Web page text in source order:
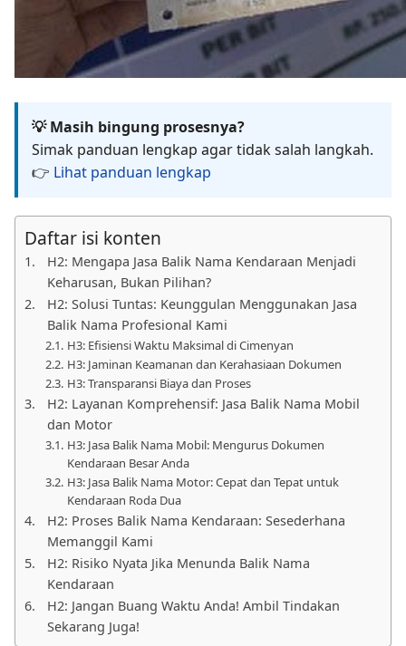
💡 Masih bingung prosesnya?
Simak panduan lengkap agar tidak salah langkah.
👉 Lihat panduan lengkap
Daftar isi konten
H2: Mengapa Jasa Balik Nama Kendaraan Menjadi
Keharusan, Bukan Pilihan?
H2: Solusi Tuntas: Keunggulan Menggunakan Jasa
Balik Nama Profesional Kami
H3: Efisiensi Waktu Maksimal di Cimenyan
H3: Jaminan Keamanan dan Kerahasiaan Dokumen
H3: Transparansi Biaya dan Proses
H2: Layanan Komprehensif: Jasa Balik Nama Mobil
dan Motor
H3: Jasa Balik Nama Mobil: Mengurus Dokumen
Kendaraan Besar Anda
H3: Jasa Balik Nama Motor: Cepat dan Tepat untuk
Kendaraan Roda Dua
H2: Proses Balik Nama Kendaraan: Sesederhana
Memanggil Kami
H2: Risiko Nyata Jika Menunda Balik Nama
Kendaraan
H2: Jangan Buang Waktu Anda! Ambil Tindakan
Sekarang Juga!